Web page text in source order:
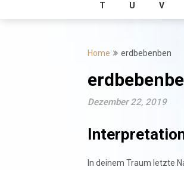
T U V
Home erdbebenben
Dezember 22, 2019
In deinem Traum letzte